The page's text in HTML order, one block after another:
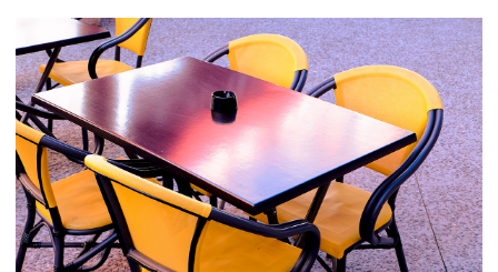
esports
medi ambient
opinió
política
promo serveis
reportatge
telèfons
calendari